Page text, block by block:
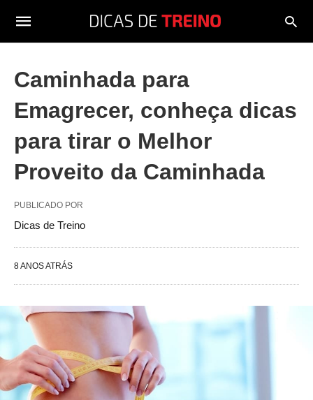
Caminhada para
Emagrecer, conheça dicas
para tirar o Melhor
Proveito da Caminhada
PUBLICADO POR
Dicas de Treino
8 ANOS ATRÁS